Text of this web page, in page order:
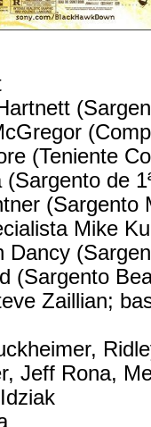
(Teniente
de
(Sargento
Mike
Dancy
(Sargento
Zaillian;
Jeff Rona,